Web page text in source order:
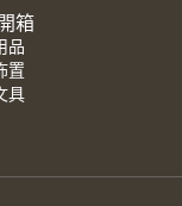
箱
品
置
具